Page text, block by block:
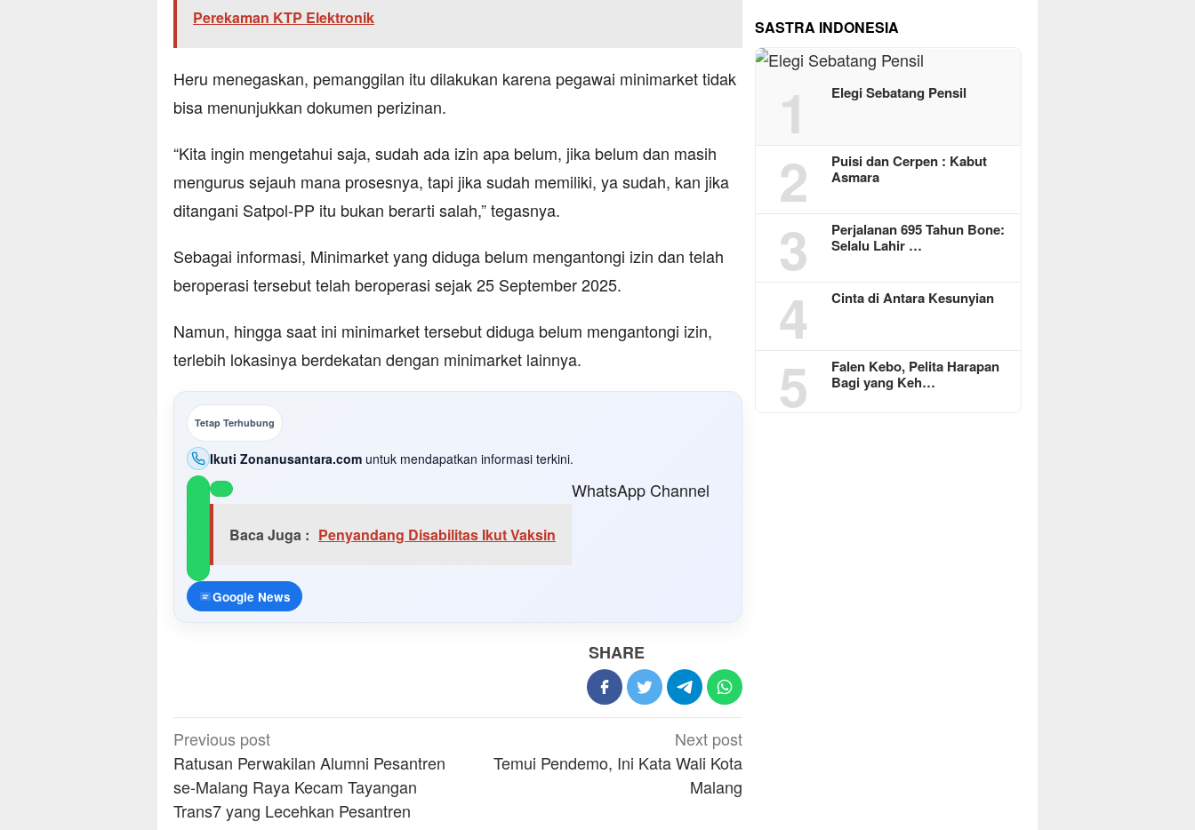
Perekaman KTP Elektronik
Heru menegaskan, pemanggilan itu dilakukan karena pegawai minimarket tidak
bisa menunjukkan dokumen perizinan.
“Kita ingin mengetahui saja, sudah ada izin apa belum, jika belum dan masih
mengurus sejauh mana prosesnya, tapi jika sudah memiliki, ya sudah, kan jika
ditangani Satpol-PP itu bukan berarti salah,” tegasnya.
Sebagai informasi, Minimarket yang diduga belum mengantongi izin dan telah
beroperasi tersebut telah beroperasi sejak 25 September 2025.
Namun, hingga saat ini minimarket tersebut diduga belum mengantongi izin,
terlebih lokasinya berdekatan dengan minimarket lainnya.
Tetap Terhubung
Ikuti Zonanusantara.com untuk mendapatkan informasi terkini.
Baca Juga : Penyandang Disabilitas Ikut Vaksin
WhatsApp Channel
Google News
SHARE
Post
navigation
Previous post
Ratusan Perwakilan Alumni Pesantren
se-Malang Raya Kecam Tayangan
Trans7 yang Lecehkan Pesantren
Next post
Temui Pendemo, Ini Kata Wali Kota
Malang
SASTRA INDONESIA
1 Elegi Sebatang Pensil
2
Puisi dan Cerpen : Kabut
Asmara
3
Perjalanan 695 Tahun Bone:
Selalu Lahir …
4 Cinta di Antara Kesunyian
5
Falen Kebo, Pelita Harapan
Bagi yang Keh…